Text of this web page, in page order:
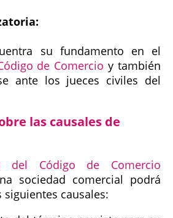
su fundamento en el
de Comercio y también
ante los jueces civiles del
las causales de
del Código de Comercio
sociedad comercial podrá
causales: